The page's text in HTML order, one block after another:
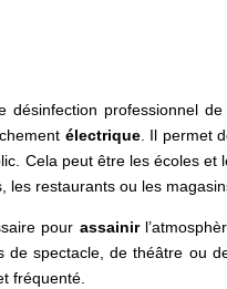
désinfection professionnel de
électrique. Il permet
Cela peut être les écoles et
les restaurants ou les
pour assainir
de spectacle, de théâtre ou
fréquenté.